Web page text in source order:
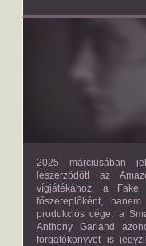
2025 márciusában
leszerződött az
vígjátékához, a Fake
főszereplőként,
produkciós cége, a
Anthony Garland
forgatókönyvet is